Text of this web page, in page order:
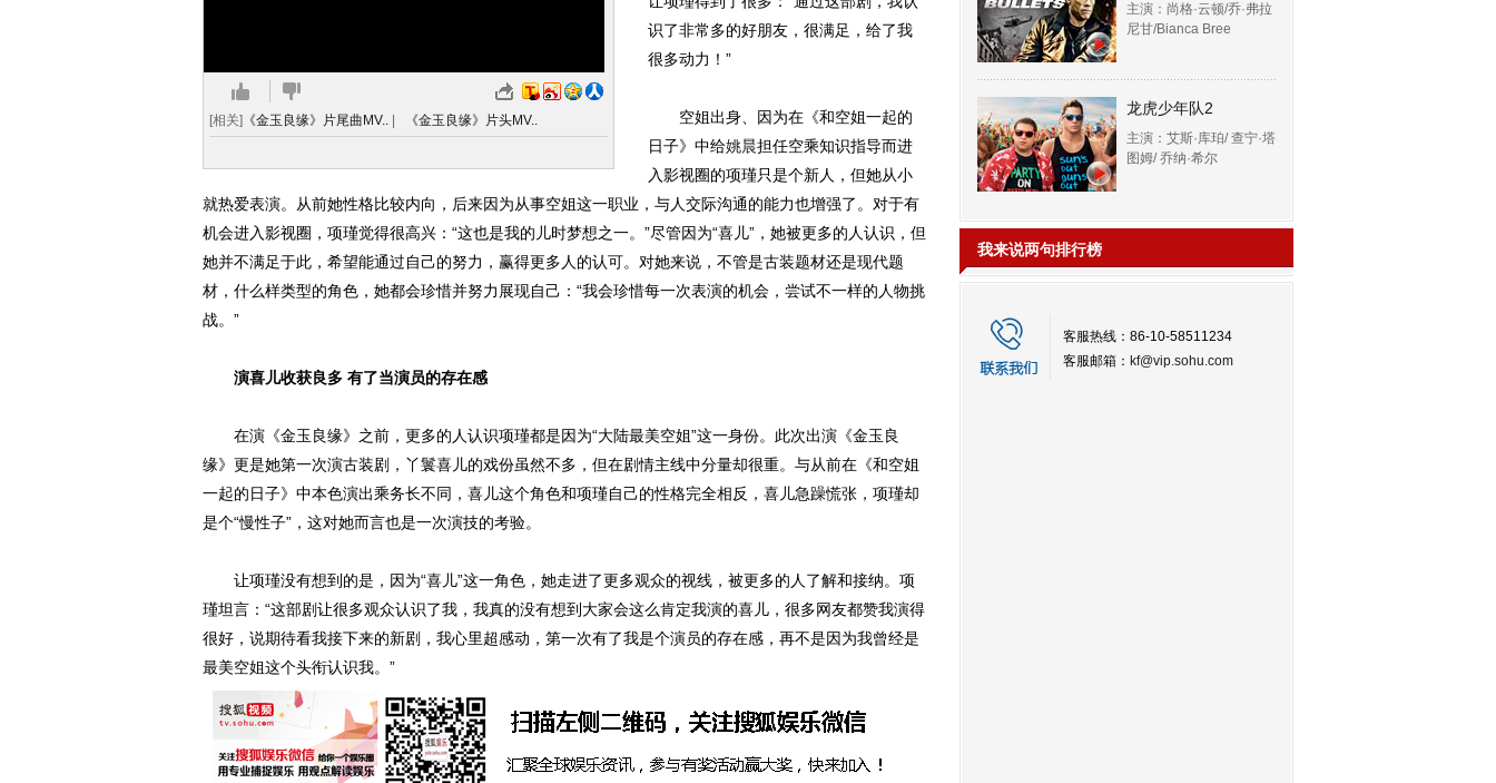
[相关] 《金玉良缘》片尾曲MV.. 《金玉良缘》片头MV..
识了非常多的好朋友，很满足，给了我
很多动力！”
空姐出身、因为在《和空姐一起的
日子》中给姚晨担任空乘知识指导而进
入影视圈的项瑾只是个新人，但她从小
就热爱表演。从前她性格比较内向，后来因为从事空姐这一职业，与人交际沟通的能力也增强了。对于有
机会进入影视圈，项瑾觉得很高兴：“这也是我的儿时梦想之一。”尽管因为“喜儿”，她被更多的人认识，但
她并不满足于此，希望能通过自己的努力，赢得更多人的认可。对她来说，不管是古装题材还是现代题
材，什么样类型的角色，她都会珍惜并努力展现自己：“我会珍惜每一次表演的机会，尝试不一样的人物挑
战。”
演喜儿收获良多 有了当演员的存在感
在演《金玉良缘》之前，更多的人认识项瑾都是因为“大陆最美空姐”这一身份。此次出演《金玉良
缘》更是她第一次演古装剧，丫鬟喜儿的戏份虽然不多，但在剧情主线中分量却很重。与从前在《和空姐
一起的日子》中本色演出乘务长不同，喜儿这个角色和项瑾自己的性格完全相反，喜儿急躁慌张，项瑾却
是个“慢性子”，这对她而言也是一次演技的考验。
让项瑾没有想到的是，因为“喜儿”这一角色，她走进了更多观众的视线，被更多的人了解和接纳。项
瑾坦言：“这部剧让很多观众认识了我，我真的没有想到大家会这么肯定我演的喜儿，很多网友都赞我演得
很好，说期待看我接下来的新剧，我心里超感动，第一次有了我是个演员的存在感，再不是因为我曾经是
最美空姐这个头衔认识我。”
主演：尚格·云顿/乔·弗拉
尼甘/Bianca Bree
龙虎少年队2
主演：艾斯·库珀/ 查宁·塔
图姆/ 乔纳·希尔
我来说两句排行榜
客服热线：86-10-58511234
客服邮箱： kf@vip.sohu.com